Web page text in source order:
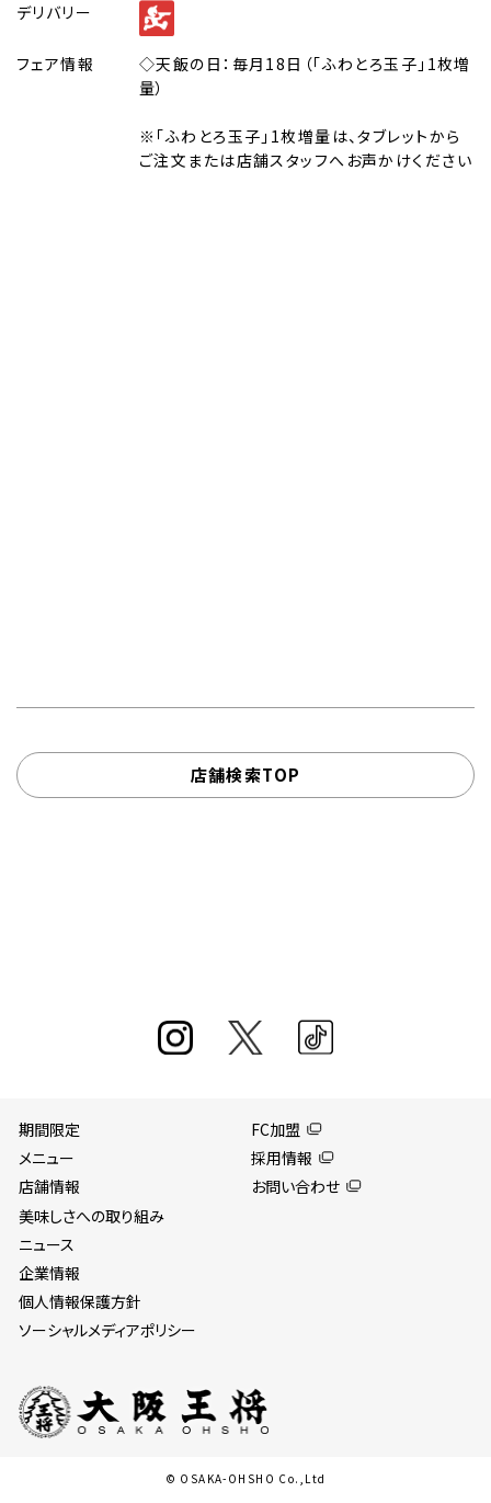
デリバリー
フェア情報
◇天飯の日：毎月18日（「ふわとろ玉子」1枚増
量）
※「ふわとろ玉子」1枚増量は、タブレットから
ご注文または店舗スタッフへお声かけください
店舗検索TOP
期間限定
メニュー
店舗情報
美味しさへの取り組み
ニュース
企業情報
個人情報保護方針
ソーシャルメディアポリシー
FC加盟
採用情報
お問い合わせ
© OSAKA-OHSHO Co.,Ltd